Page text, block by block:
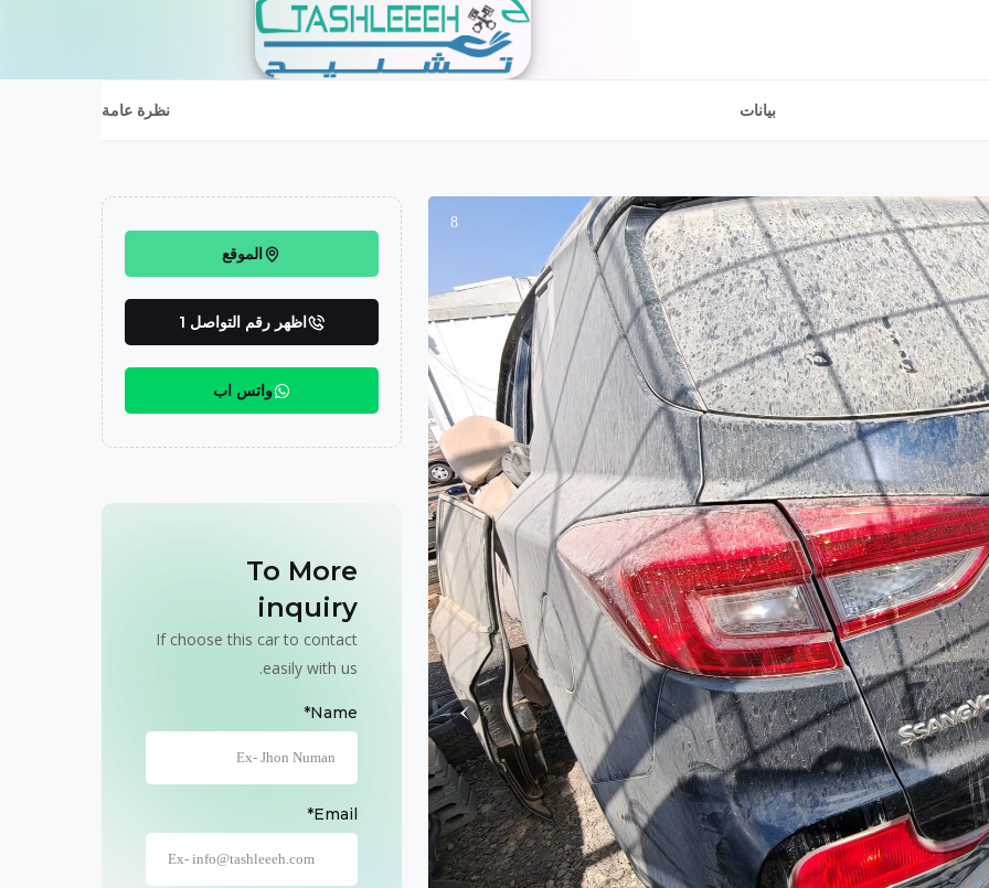
بيانات نظرة عامة
8
الموقع
اظهر رقم التواصل 1
واتس اب
To More
inquiry
If choose this car to contact
easily with us.
Name*
Email*